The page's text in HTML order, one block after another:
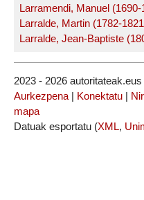
Larramendi, Manuel (1690-
Larralde, Martin (1782-
Larralde, Jean-Baptiste
2023 - 2026 autoritateak.eus
Aurkezpena| Konektatu |
mapa
Datuak esportatu (XML,